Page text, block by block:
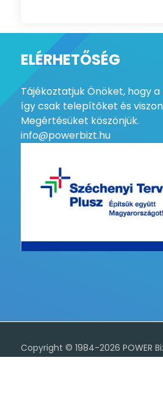
ELÉRHETŐSÉG
Tájékoztatjuk Önöket, hogy
így csak telepítőket és
Megértésüket köszönjük.
info@powerbizt.hu
Copyright © 1984-2026 POWER
A weboldal sütiket (cookiet)